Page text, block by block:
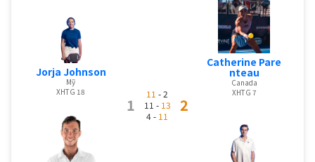
Jorja Johnson
Mỹ
XHTG 18
1
11 - 2
11 - 13
4 - 11
2
Catherine Pare
nteau
Canada
XHTG 7